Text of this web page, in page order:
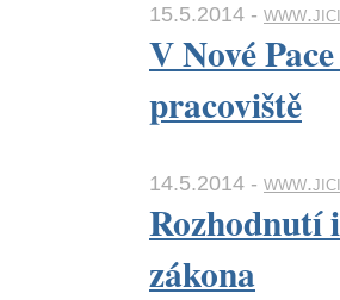
15.5.2014 -
V Nové
pracoviště
14.5.2014 -
Rozhodnutí
zákona